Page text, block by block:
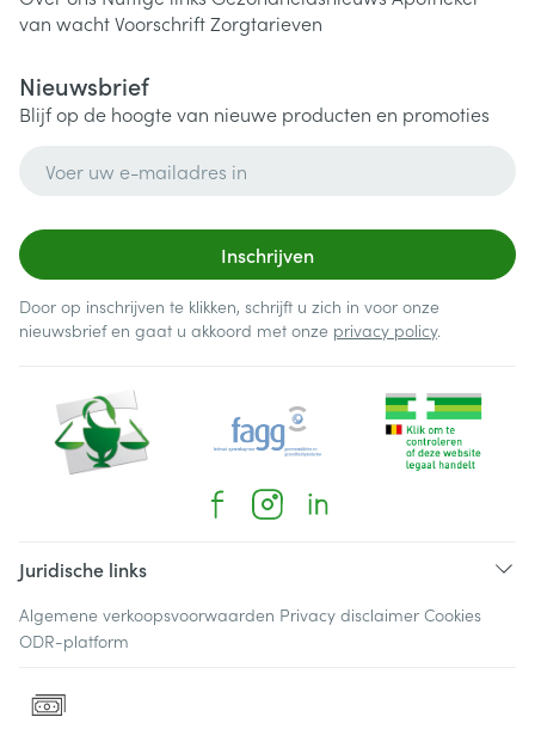
van wachtVoorschriftZorgtarieven
Nieuwsbrief
Blijf op de hoogte van nieuwe producten en promoties
Inschrijven
Door op inschrijven te klikken, schrijft u zich in voor onze
nieuwsbrief en gaat u akkoord met onze privacy policy.
Juridische links
Algemene verkoopsvoorwaarden Privacy disclaimer Cookies
ODR-platform